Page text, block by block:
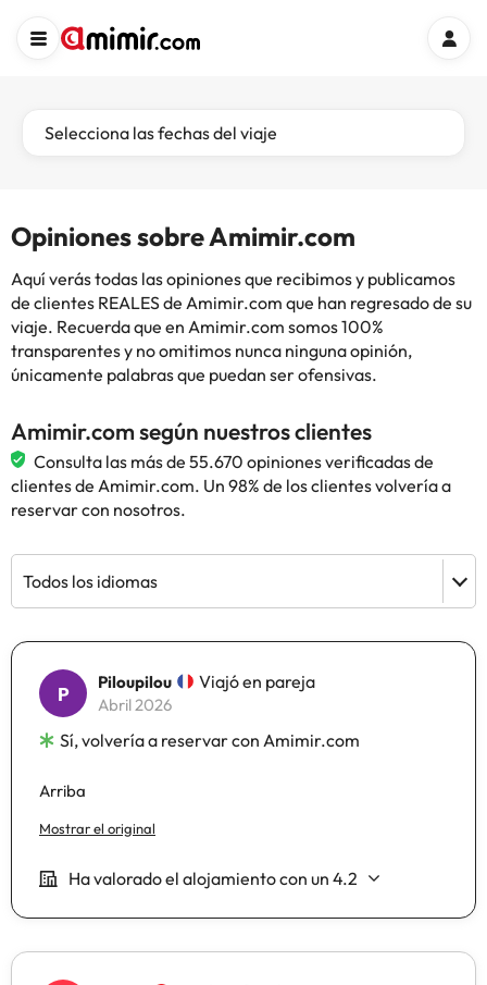
Selecciona las fechas del viaje
Opiniones sobre Amimir.com
Aquí verás todas las opiniones que recibimos y publicamos
de clientes REALES de Amimir.com que han regresado de su
viaje. Recuerda que en Amimir.com somos 100%
transparentes y no omitimos nunca ninguna opinión,
únicamente palabras que puedan ser ofensivas.
Amimir.com según nuestros clientes
Consulta las más de 55.670 opiniones verificadas de
clientes de Amimir.com. Un 98% de los clientes volvería a
reservar con nosotros.